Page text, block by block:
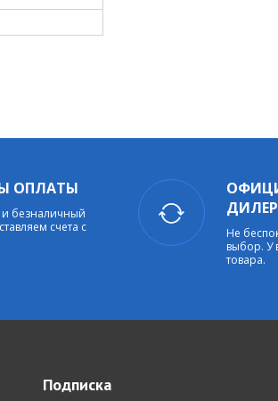
ОПЛАТЫ
безналичный
счета с
ДИЛЕР
Не
выбор. У
товара.
Подписка